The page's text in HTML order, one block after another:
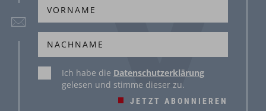
JETZT ABONNIEREN
Ich habe die Datenschutzerklärung
gelesen und stimme dieser zu.